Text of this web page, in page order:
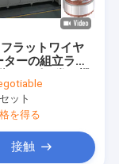
ラットワイヤ
ターの組立ライ
ット
を得る
接触